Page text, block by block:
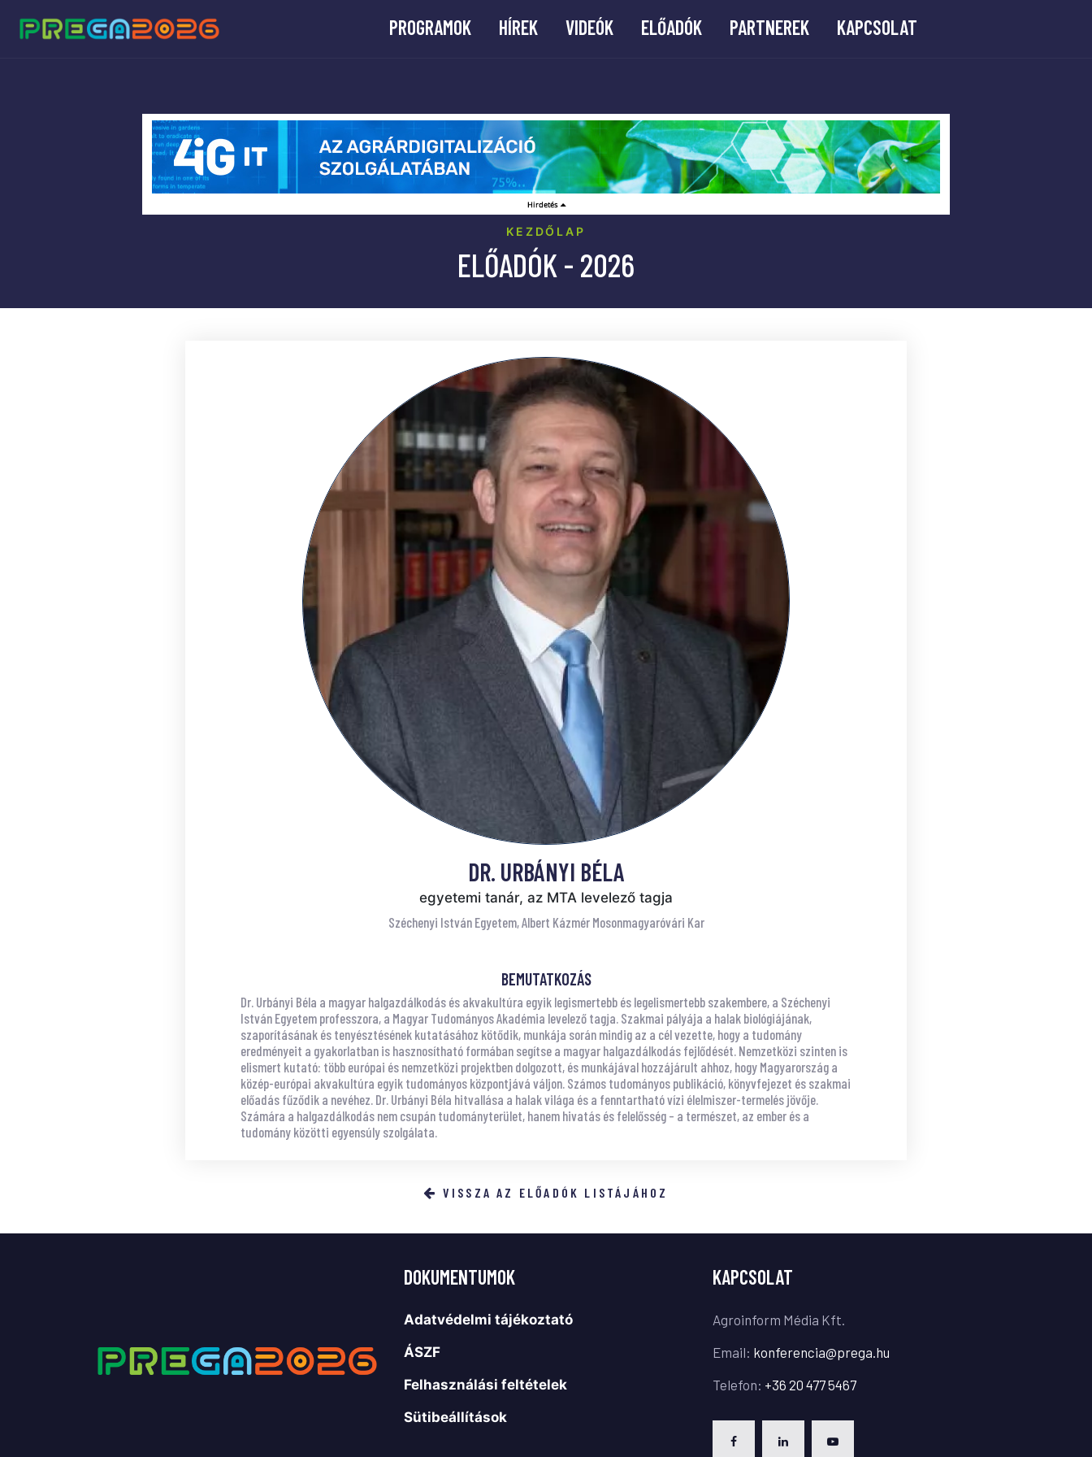
PROGRAMOK HÍREK VIDEÓK ELŐADÓK PARTNEREK KAPCSOLAT
KEZDŐLAP
ELŐADÓK - 2026
DR. URBÁNYI BÉLA
egyetemi tanár, az MTA levelező tagja
Széchenyi István Egyetem, Albert Kázmér Mosonmagyaróvári Kar
BEMUTATKOZÁS
Dr. Urbányi Béla a magyar halgazdálkodás és akvakultúra egyik legismertebb és legelismertebb szakembere, a Széchenyi
István Egyetem professzora, a Magyar Tudományos Akadémia levelező tagja. Szakmai pályája a halak biológiájának,
szaporításának és tenyésztésének kutatásához kötődik, munkája során mindig az a cél vezette, hogy a tudomány
eredményeit a gyakorlatban is hasznosítható formában segítse a magyar halgazdálkodás fejlődését. Nemzetközi szinten is
elismert kutató: több európai és nemzetközi projektben dolgozott, és munkájával hozzájárult ahhoz, hogy Magyarország a
közép-európai akvakultúra egyik tudományos központjává váljon. Számos tudományos publikáció, könyvfejezet és szakmai
előadás fűződik a nevéhez. Dr. Urbányi Béla hitvallása a halak világa és a fenntartható vízi élelmiszer-termelés jövője.
Számára a halgazdálkodás nem csupán tudományterület, hanem hivatás és felelősség – a természet, az ember és a
tudomány közötti egyensúly szolgálata.
VISSZA AZ ELŐADÓK LISTÁJÁHOZ
DOKUMENTUMOK
Adatvédelmi tájékoztató
ÁSZF
Felhasználási feltételek
Sütibeállítások
KAPCSOLAT
Agroinform Média Kft.
Email: konferencia@prega.hu
Telefon: +36 20 477 5467